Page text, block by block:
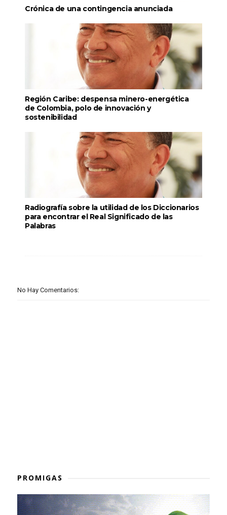
Crónica de una contingencia anunciada
Región Caribe: despensa minero-energética
de Colombia, polo de innovación y
sostenibilidad
Radiografía sobre la utilidad de los Diccionarios
para encontrar el Real Significado de las
Palabras
No Hay Comentarios:
PROMIGAS